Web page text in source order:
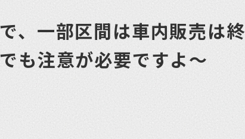
、一部区間は車内販売は終
も注意が必要ですよ〜